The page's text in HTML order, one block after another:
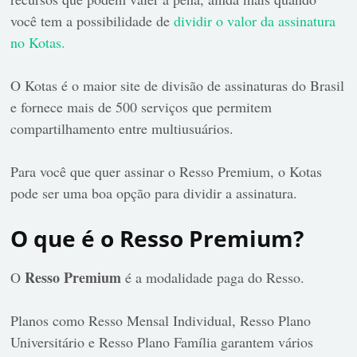
você tem a possibilidade dedividir o valor da assinatura
no Kotas.
O Kotas é o maior site de divisão de assinaturas do Brasil
e fornece mais de 500 serviços que permitem
compartilhamento entre multiusuários.
Para você que quer assinar o Resso Premium, o Kotas
pode ser uma boa opção para dividir a assinatura.
O que é o Resso Premium?
OResso Premium é a modalidade paga do Resso.
Planos como Resso Mensal Individual, Resso Plano
Universitário e Resso Plano Família garantem vários